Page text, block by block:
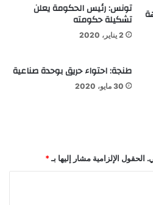
جهة تونس: رئيس الحكومة يعلن
تشكيلة حكومته
2 يناير، 2020
طنجة: احتواء حريق بوحدة صناعية
30 مايو، 2020
الحقول الإلزامية مشار إليها بـ *